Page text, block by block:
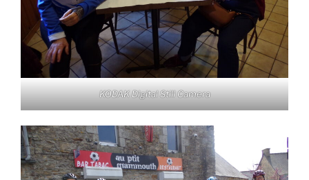
KODAK Digital Still Camera